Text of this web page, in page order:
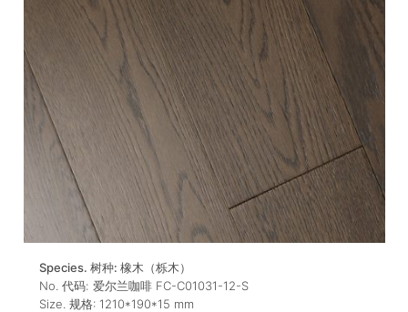
Species. 树种: 橡木（栎木）
No. 代码: 爱尔兰咖啡 FC-C01031-12-S
Size. 规格: 1210*190*15 mm